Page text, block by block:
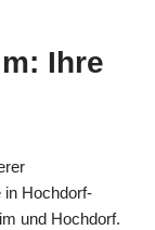
Ihre
in Hochdorf-
und Hochdorf.